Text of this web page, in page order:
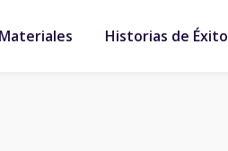
Historias de Éxito